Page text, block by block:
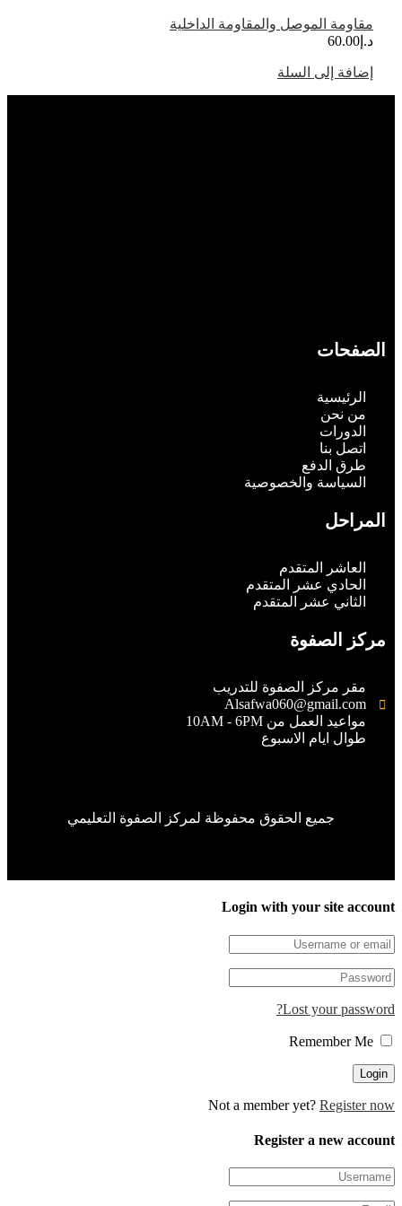
مقاومة الموصل والمقاومة الداخلية
60.00
إضافة إلى السلة
الصفحات
الرئيسية
من نحن
الدورات
اتصل بنا
طرق الدفع
السياسة والخصوصية
المراحل
العاشر المتقدم
الحادي عشر المتقدم
الثاني عشر المتقدم
مركز الصفوة
مقر مركز الصفوة للتدريب
Alsafwa060@gmail.com
مواعيد العمل من 10AM - 6PM
طوال ايام الاسبوع
جميع الحقوق محفوظة لمركز الصفوة التعليمي
Login with your site
Lost your
Remember Me
Not a member yet?Register
Register a new